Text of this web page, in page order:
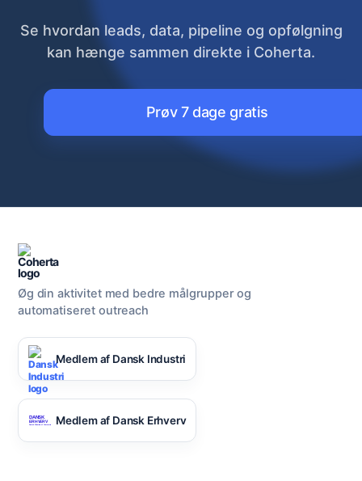
Se hvordan leads, data, pipeline og opfølgning
kan hænge sammen direkte i Coherta.
Prøv 7 dage gratis
Øg din aktivitet med bedre målgrupper og
automatiseret outreach
Medlem af Dansk Industri
Medlem af Dansk Erhverv